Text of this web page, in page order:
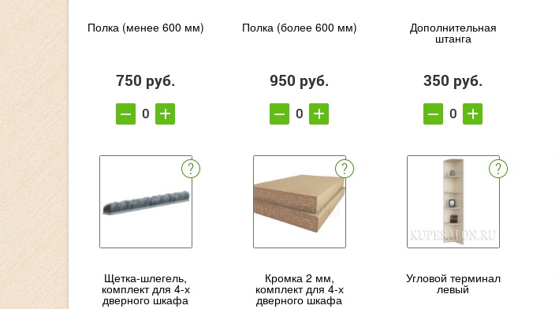
Полка (менее 600 мм)
750 руб.
Полка (более 600 мм)
950 руб.
Дополнительная
штанга
350 руб.
Щетка-шлегель,
комплект для 4-х
дверного шкафа
Кромка 2 мм,
комплект для 4-х
дверного шкафа
Угловой терминал
левый